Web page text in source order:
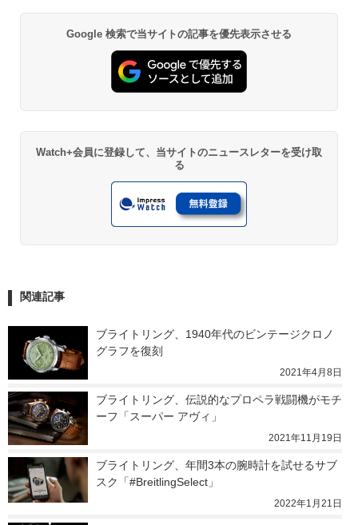
Google 検索で当サイトの記事を優先表示させる
Watch+会員に登録して、当サイトのニュースレターを受け取
る
関連記事
ブライトリング、1940年代のビンテージクロノ
グラフを復刻
2021年4月8日
ブライトリング、伝説的なプロペラ戦闘機がモチ
ーフ「スーパー アヴィ」
2021年11月19日
ブライトリング、年間3本の腕時計を試せるサブ
スク「#BreitlingSelect」
2022年1月21日